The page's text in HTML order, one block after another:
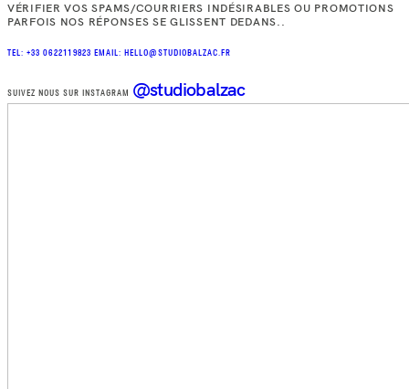
VÉRIFIER VOS SPAMS/COURRIERS INDÉSIRABLES OU PROMOTIONS
PARFOIS NOS RÉPONSES SE GLISSENT DEDANS..
TEL: +33 0622119823 EMAIL: HELLO@STUDIOBALZAC.FR
SUIVEZ NOUS SUR INSTAGRAM @studiobalzac